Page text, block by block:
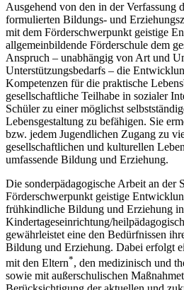
Ausgehend von den in der Verfassung
formulierten Bildungs- und
mit dem Förderschwerpunkt geistige
allgemeinbildende Förderschule dem
Anspruch – unabhängig von Art und
Unterstützungsbedarfs – die
Kompetenzen für die praktische
gesellschaftliche Teilhabe in sozialer
Schüler zu einer möglichst
Lebensgestaltung zu befähigen. Sie
bzw. jedem Jugendlichen Zugang zu
gesellschaftlichen und kulturellen
umfassende Bildung und Erziehung.
Die sonderpädagogische Arbeit an der
Förderschwerpunkt geistige
frühkindliche Bildung und Erziehung
Kindertageseinrichtung/
gewährleistet eine den Bedürfnissen
Bildung und Erziehung. Dabei erfolgt
mit den Eltern*, den medizinisch und
sowie mit außerschulischen